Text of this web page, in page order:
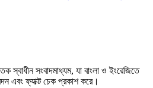
স্বাধীন সংবাদমাধ্যম, যা বাংলা ও ইংরেজিতে
এবং ফ্যাক্ট চেক প্রকাশ করে।